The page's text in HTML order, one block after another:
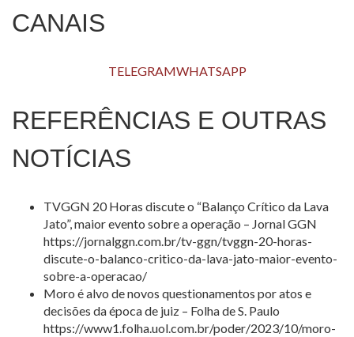
CANAIS
TELEGRAMWHATSAPP
REFERÊNCIAS E OUTRAS
NOTÍCIAS
TVGGN 20 Horas discute o “Balanço Crítico da Lava
Jato”, maior evento sobre a operação – Jornal GGN
https://jornalggn.com.br/tv-ggn/tvggn-20-horas-
discute-o-balanco-critico-da-lava-jato-maior-evento-
sobre-a-operacao/
Moro é alvo de novos questionamentos por atos e
decisões da época de juiz – Folha de S. Paulo
https://www1.folha.uol.com.br/poder/2023/10/moro-